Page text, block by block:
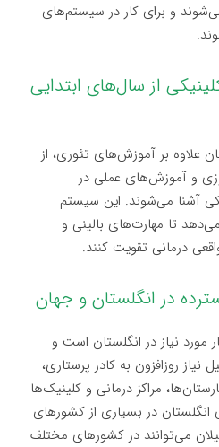
و برای کار در سیستم‌های
از سال‌های ابتدایی
علاوه بر آموزش‌های تئوری، از
و آموزش‌های عملی در
آشنا می‌شوند. این سیستم
تا مهارت‌های بالینی و
درمانی تقویت کنند.
مورد نیاز در انگلستان است و
نیاز روزافزون به کادر پرستاری،
مراکز درمانی و کلینیک‌ها
در بسیاری از کشورهای
می‌توانند در کشورهای مختلف